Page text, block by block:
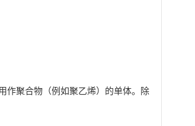
作聚合物（例如聚乙烯）的单体。除